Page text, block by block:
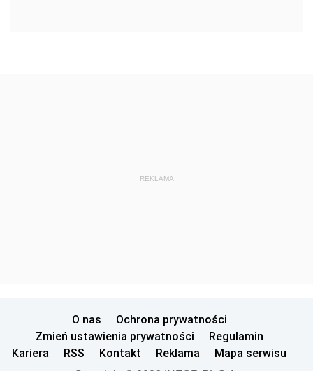
REKLAMA
O nas
Ochrona prywatności
Zmień ustawienia prywatności
Regulamin
Kariera
RSS Kontakt Reklama Mapa serwisu